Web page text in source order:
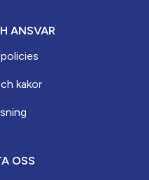
ANSVAR
kakor
OSS